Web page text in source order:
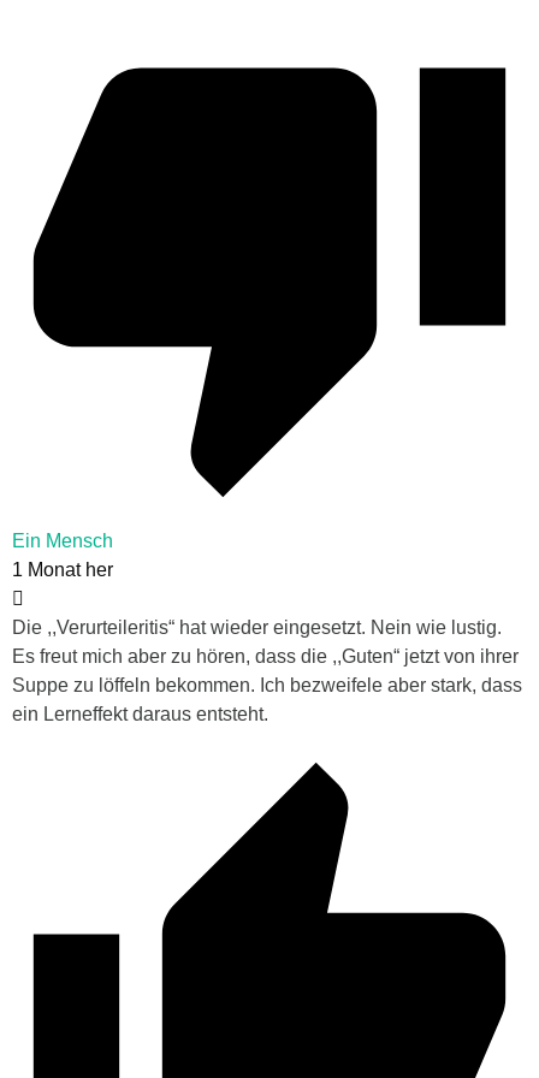
Ein Mensch
1 Monat her
Die ,,Verurteileritis“ hat wieder eingesetzt. Nein wie lustig.
Es freut mich aber zu hören, dass die ,,Guten“ jetzt von ihrer
Suppe zu löffeln bekommen. Ich bezweifele aber stark, dass
ein Lerneffekt daraus entsteht.